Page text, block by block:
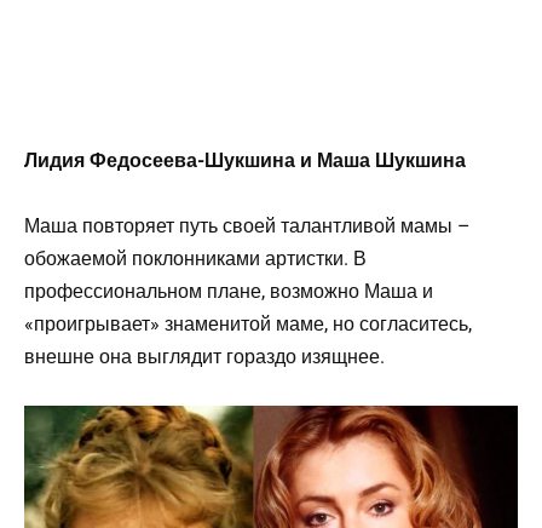
Лидия Федосеева-Шукшина и Маша Шукшина
Маша повторяет путь своей талантливой мамы –
обожаемой поклонниками артистки. В
профессиональном плане, возможно Маша и
«проигрывает» знаменитой маме, но согласитесь,
внешне она выглядит гораздо изящнее.